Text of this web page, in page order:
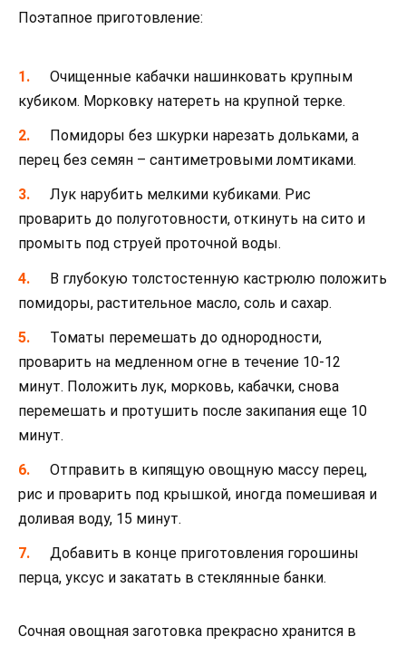
Поэтапное приготовление:
Очищенные кабачки нашинковать крупным
кубиком. Морковку натереть на крупной терке.
Помидоры без шкурки нарезать дольками, а
перец без семян – сантиметровыми ломтиками.
Лук нарубить мелкими кубиками. Рис
проварить до полуготовности, откинуть на сито и
промыть под струей проточной воды.
В глубокую толстостенную кастрюлю положить
помидоры, растительное масло, соль и сахар.
Томаты перемешать до однородности,
проварить на медленном огне в течение 10-12
минут. Положить лук, морковь, кабачки, снова
перемешать и протушить после закипания еще 10
минут.
Отправить в кипящую овощную массу перец,
рис и проварить под крышкой, иногда помешивая и
доливая воду, 15 минут.
Добавить в конце приготовления горошины
перца, уксус и закатать в стеклянные банки.
Сочная овощная заготовка прекрасно хранится в